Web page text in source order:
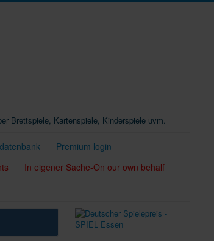
Brettspiele, Kartenspiele, Kinderspiele uvm.
Premium login
In eigener Sache-On our own behalf